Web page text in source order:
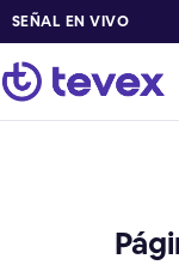
SEÑAL EN VIVO